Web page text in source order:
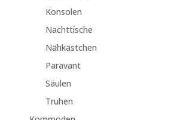
Konsolen
Nachttische
Nähkästchen
Paravant
Säulen
Truhen